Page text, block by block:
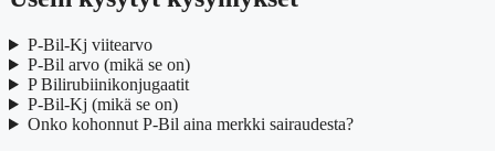
P-Bil-Kj viitearvo
P-Bil arvo (mikä se on)
P Bilirubiinikonjugaatit
P-Bil-Kj (mikä se on)
Onko kohonnut P-Bil aina merkki sairaudesta?